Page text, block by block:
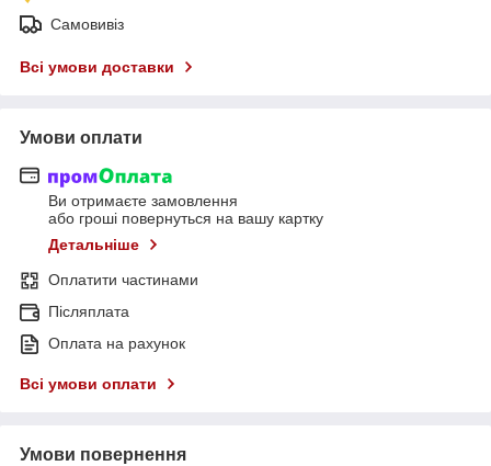
Самовивіз
Всі умови доставки
Умови оплати
Ви отримаєте замовлення
або гроші повернуться на вашу картку
Детальніше
Оплатити частинами
Післяплата
Оплата на рахунок
Всі умови оплати
Умови повернення